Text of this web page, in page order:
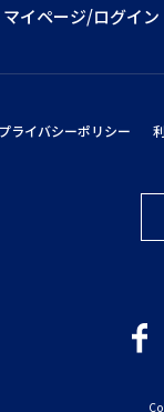
マイページ/ログイン
プライバシーポリシー